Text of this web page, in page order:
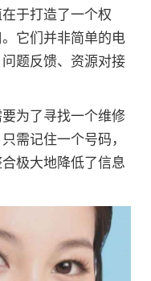
于打造了一个权
它们并非简单的电
题反馈、资源对接
为了寻找一个维修
需记住一个号码，
极大地降低了信息